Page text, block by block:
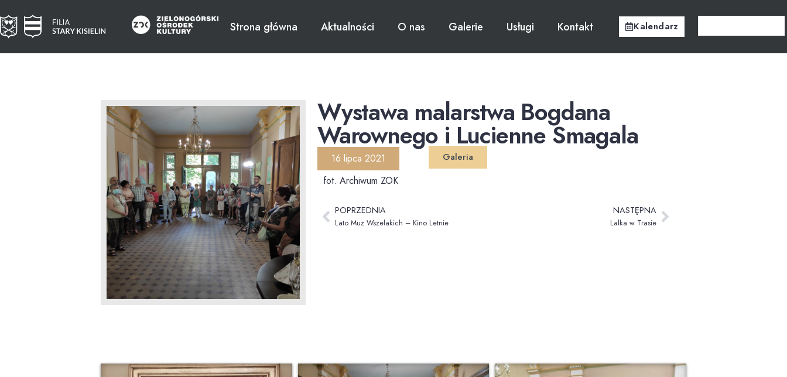
Strona główna Aktualności O nas Galerie Usługi Kontakt Kalendarz
Wystawa malarstwa Bogdana
Warownego i Lucienne Smagala
16 lipca 2021 Galeria
fot. Archiwum ZOK
POPRZEDNIA
Lato Muz Wszelakich – Kino Letnie
NASTĘPNA
Lalka w Trasie